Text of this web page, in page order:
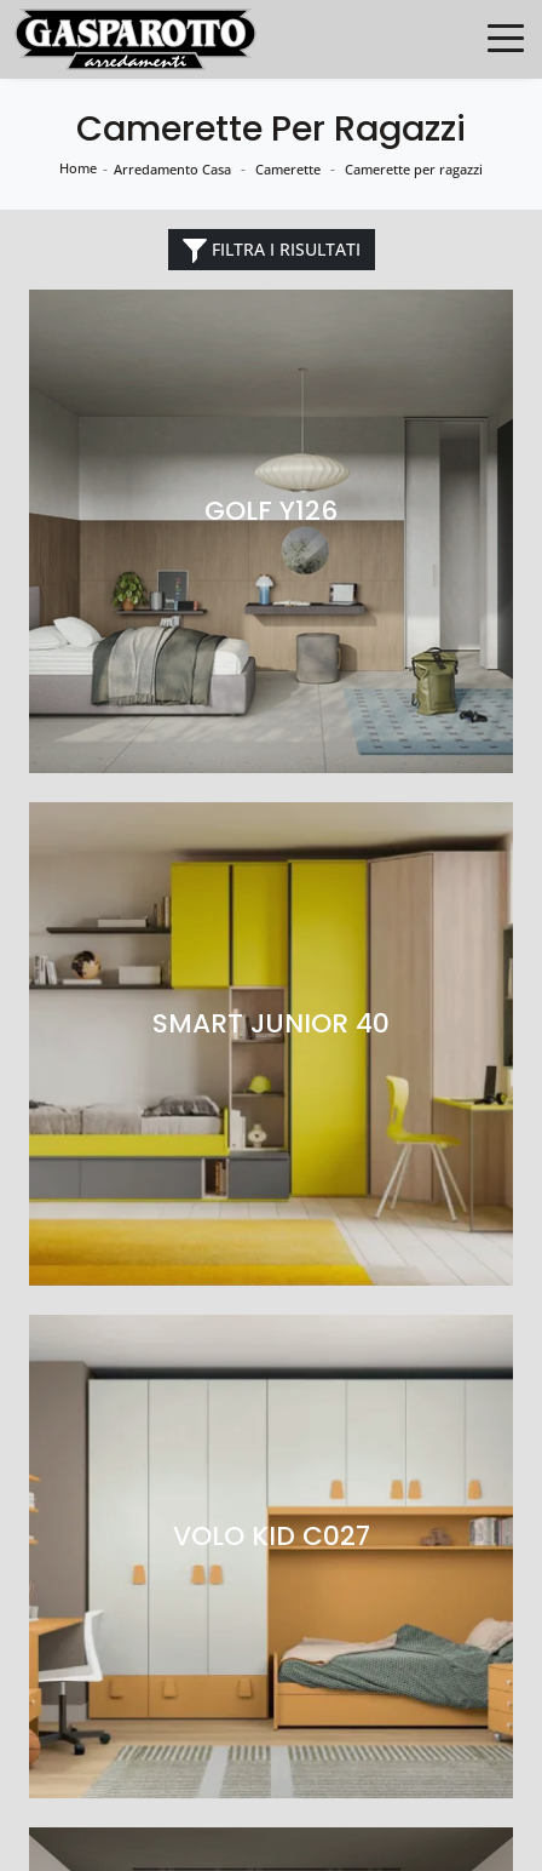
Camerette Per Ragazzi
Home - Arredamento Casa - Camerette - Camerette per ragazzi
FILTRA I RISULTATI
GOLF Y126
SMART JUNIOR 40
VOLO KID C027